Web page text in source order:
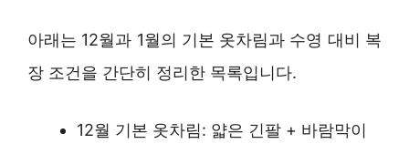
아래는 12월과 1월의 기본 옷차림과 수영 대비 복
장 조건을 간단히 정리한 목록입니다.
12월 기본 옷차림: 얇은 긴팔 + 바람막이